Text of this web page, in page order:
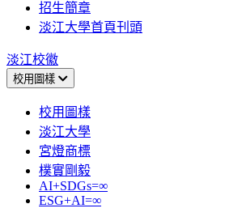
招生簡章
淡江大學首頁刊頭
淡江校徽
校用圖樣
校用圖樣
淡江大學
宮燈商標
樸實剛毅
AI+SDGs=∞
ESG+AI=∞